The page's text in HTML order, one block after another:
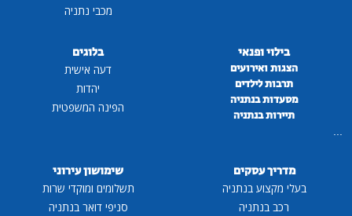
מכבי נתניה
בילוי ופנאי
הצגות ואירועים
תרבות לילדים
מסעדות בנתניה
תיירות בנתניה
בלוגים
דעה אישית
יהדות
הפינה המשפטית
מדריך עסקים
בעלי מקצוע בנתניה
רכב בנתניה
שימושון עירוני
תשלומים ומוקדי שרות
סניפי דואר בנתניה